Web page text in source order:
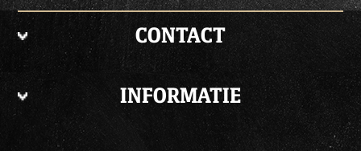
CONTACT
INFORMATIE